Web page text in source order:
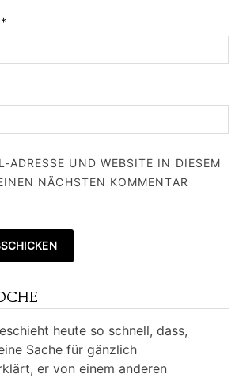
*
ADRESSE UND WEBSITE IN DIESEM
NÄCHSTEN KOMMENTAR
heute so schnell, dass,
Sache für gänzlich
er von einem anderen